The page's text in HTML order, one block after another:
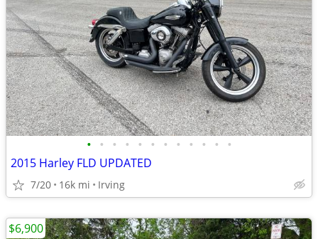
• • • • • • • • • • • •
2015 Harley FLD UPDATED
7/20 16k mi Irving
$6,900